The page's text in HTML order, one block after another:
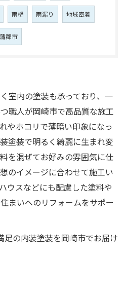
雨樋 雨漏り 地域密着
蒲郡市
室内の塗装も承っており、一
職人が岡崎市で高品質な施工
やホコリで薄暗い印象になっ
塗装で明るく綺麗に生まれ変
を混ぜてお好みの雰囲気に仕
のイメージに合わせて施工い
ウスなどにも配慮した塗料や
まいへのリフォームをサポー
足の内装塗装を岡崎市でお届け